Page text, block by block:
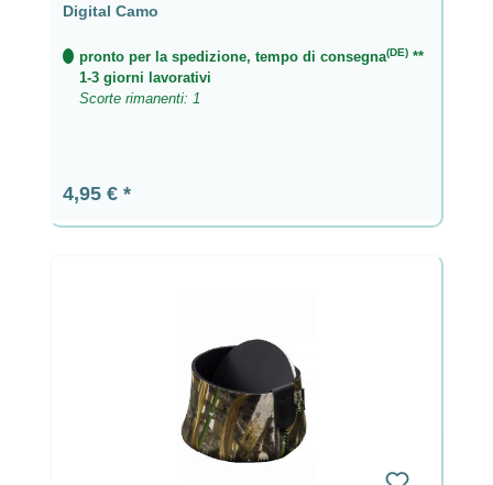
Digital Camo
pronto per la spedizione, tempo di consegna(DE) **
1-3 giorni lavorativi
Scorte rimanenti: 1
Prezzo normale:
4,95 €